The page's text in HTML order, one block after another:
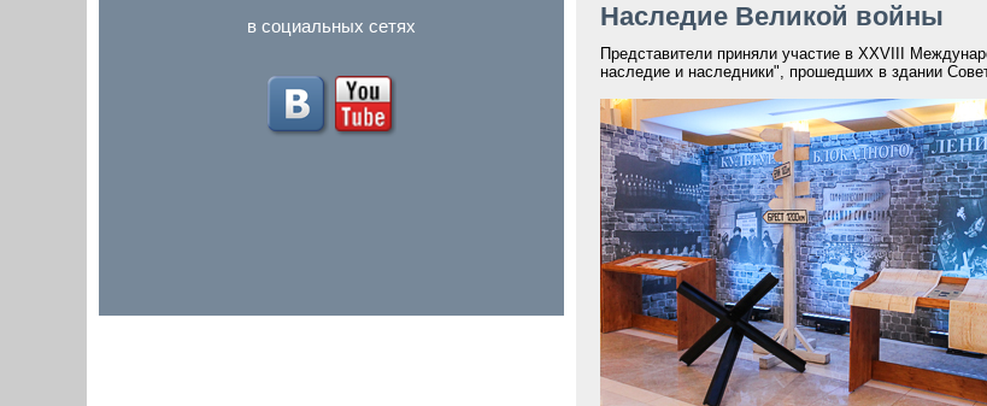
в социальных сетях Наследие Великой войны
Представители приняли участие в XXVIII
наследие и наследники", прошедших в здании